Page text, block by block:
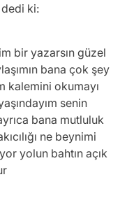
dedi ki:
bir yazarsın güzel
bana çok şey
kalemini okumayı
senin
bana mutluluk
ne beynimi
yolun bahtın açık